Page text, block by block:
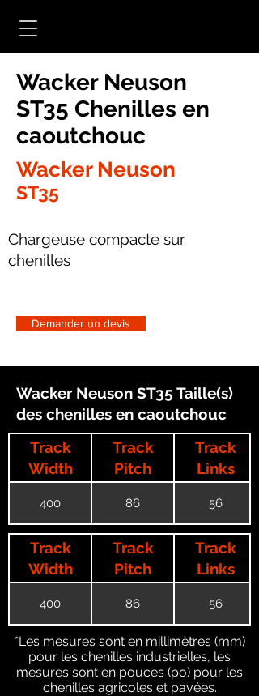
Wacker Neuson
ST35 Chenilles en
caoutchouc
Wacker Neuson
ST35
Chargeuse compacte sur
chenilles
Demander un devis
Wacker Neuson ST35 Taille(s)
des chenilles en caoutchouc
Track
Width
Track
Pitch
Track
Links
400 86 56
Track
Width
Track
Pitch
Track
Links
400 86 56
*Les mesures sont en millimètres (mm)
pour les chenilles industrielles, les
mesures sont en pouces (po) pour les
chenilles agricoles et pavées.